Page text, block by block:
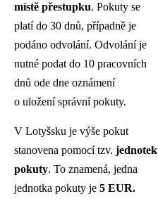
místě přestupku. Pokuty se
platí do 30 dnů, případně je
podáno odvolání. Odvolání je
nutné podat do 10 pracovních
dnů ode dne oznámení
o uložení správní pokuty.
V Lotyšsku je výše pokut
stanovena pomocí tzv. jednotek
pokuty. To znamená, jedna
jednotka pokuty je 5 EUR.